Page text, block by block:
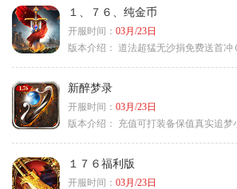
１、７６、纯金币
开服时间： 03月/23日
版本介绍： 道法超猛无沙捐免费送首冲
新醉梦录
开服时间： 03月/23日
版本介绍：
充值可打装备保值真实追梦
１７６福利版
开服时间： 03月/23日